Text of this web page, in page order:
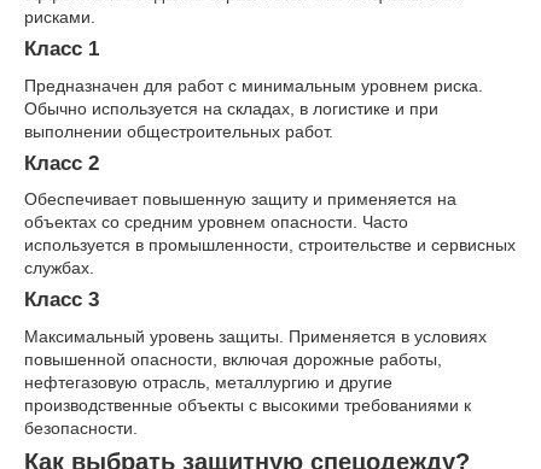
рисками.
Класс 1
Предназначен для работ с минимальным уровнем риска.
Обычно используется на складах, в логистике и при
выполнении общестроительных работ.
Класс 2
Обеспечивает повышенную защиту и применяется на
объектах со средним уровнем опасности. Часто
используется в промышленности, строительстве и сервисных
службах.
Класс 3
Максимальный уровень защиты. Применяется в условиях
повышенной опасности, включая дорожные работы,
нефтегазовую отрасль, металлургию и другие
производственные объекты с высокими требованиями к
безопасности.
Как выбрать защитную спецодежду?